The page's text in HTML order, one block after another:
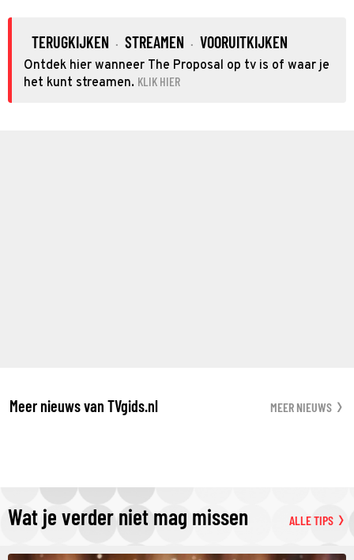
TERUGKIJKEN · STREAMEN · VOORUITKIJKEN
Ontdek hier wanneer The Proposal op tv is of waar je
het kunt streamen. KLIK HIER
Meer nieuws van TVgids.nl MEER NIEUWS
Wat je verder niet mag missen ALLE TIPS